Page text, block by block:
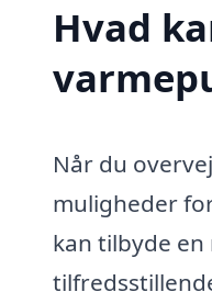
Hvad
Når du
muligheder
kan tilbyde